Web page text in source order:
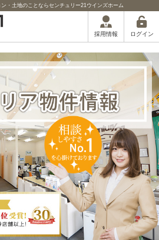
・土地のことならセンチュリー21ウインズホーム
採用情報 ログイン